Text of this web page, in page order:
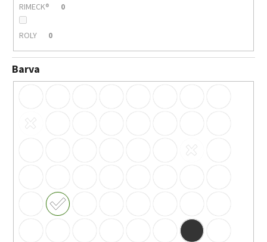
RIMECK® 0
ROLY 0
Barva